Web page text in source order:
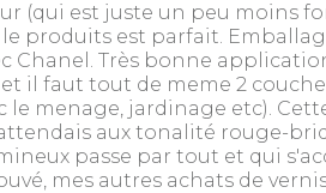
(qui est juste un peu moins
le produits est parfait.
Chanel. Très bonne
il faut tout de meme 2
le menage, jardinage etc).
aux tonalité rouge-
passe par tout et qui
mes autres achats de